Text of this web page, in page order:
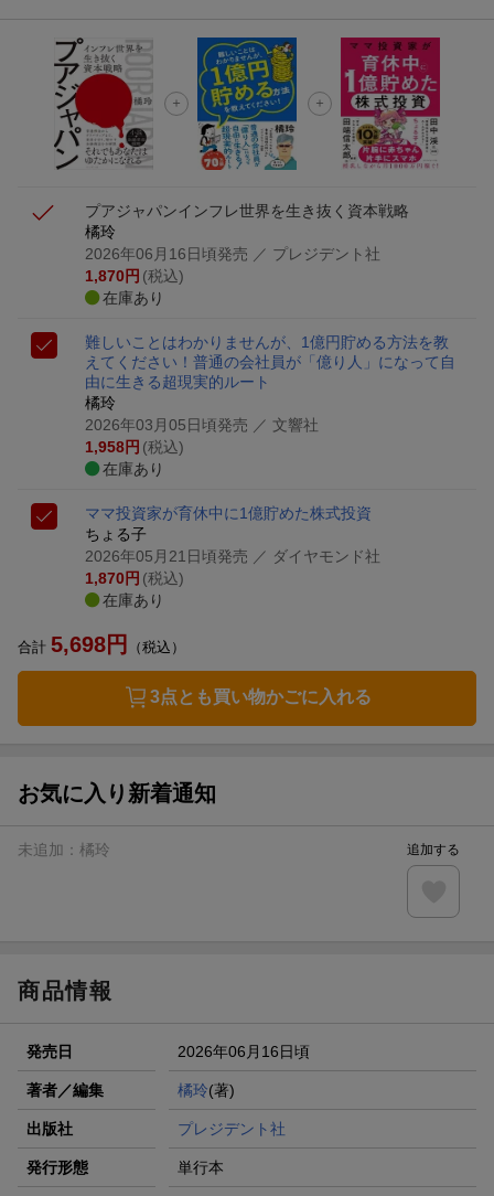
エントリー＆3,000円以上購入で無料データSIM（3GB/月プ
ラン）が当たる！
楽天モバイル紹介キャンペーンの拡散で300円OFFクーポン
進呈
プアジャパンインフレ世界を生き抜く資本戦略
橘玲
2026年06月16日頃発売 ／ プレジデント社
1,870円 (税込)
在庫あり
難しいことはわかりませんが、1億円貯める方法を教
えてください！ 普通の会社員が「億り人」になって自
由に生きる超現実的ルート
橘玲
2026年03月05日頃発売 ／ 文響社
1,958円 (税込)
在庫あり
ママ投資家が育休中に1億貯めた株式投資
ちょる子
2026年05月21日頃発売 ／ ダイヤモンド社
1,870円 (税込)
在庫あり
合計 5,698円 （税込）
3点とも買い物かごに入れる
お気に入り新着通知
未追加： 橘玲 追加する
商品情報
発売日 2026年06月16日頃
著者／編集 橘玲(著)
出版社 プレジデント社
発行形態 単行本